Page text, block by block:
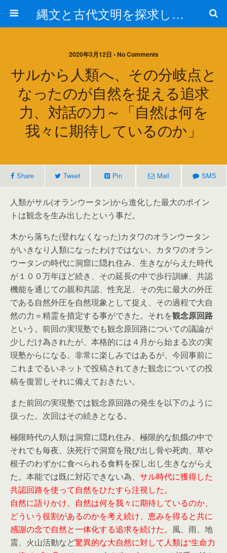
縄文と古代文明を探求しよう！
2020年3月12日 • No Comments
サルから人類へ、その分岐点と
なったのが自然を捉える追求
力、対話の力～「自然は何を
我々に期待しているのか」
Share Tweet Pin Mail SMS
人類がサル(オランウータン)から進化した最大のポイン
トは観念を生み出したという事だ。
木から落ちた(登れなくなった)カタワのオランウータン
がいきなり人類になったわけではない。カタワのオラン
ウータンの時代に洞窟に隠れ住み、生きながらえた時代
が１００万年ほど続き、その延長の中で歩行訓練、共認
機能を通じての親和共認、性充足、その先に最大の外圧
である自然外圧を自然現象として捉え、その過程で大自
然の力＝精霊を措定する事ができた。それを観念原回路
という。前回の実現塾でも観念原回路についての議論が
少しだけ為されたが、本格的には４月から始まる次の実
現塾からになる。非常に楽しみではあるが、今回事前に
これまでるいネットで投稿されてきた観念についての投
稿を復習しそれに備えておきたい。
また前回の実現塾では観念原回路の発生を以下のように
扱った。次回はその続きとなる。
極限時代の人類は洞窟に隠れ住み、極限的な飢餓の中で
それでも毎夜、決死行で洞窟を飛び出し骨や死肉、草や
根子のわずかに食べられる食料を探し出し生きながらえ
た。本能では既に対応できない為、 サル時代に獲得した
共認回路を使って自然をひたすら注視した。
自然に語りかけ、自然は何を我々に期待しているのか、
どういう役割があるのかを考え続け、恵みを得ると共に
感謝の念で自然と一体化する追求を続けた。 風、雨、地
震、火山活動など驚異的な大自然に対して人類は“生命力